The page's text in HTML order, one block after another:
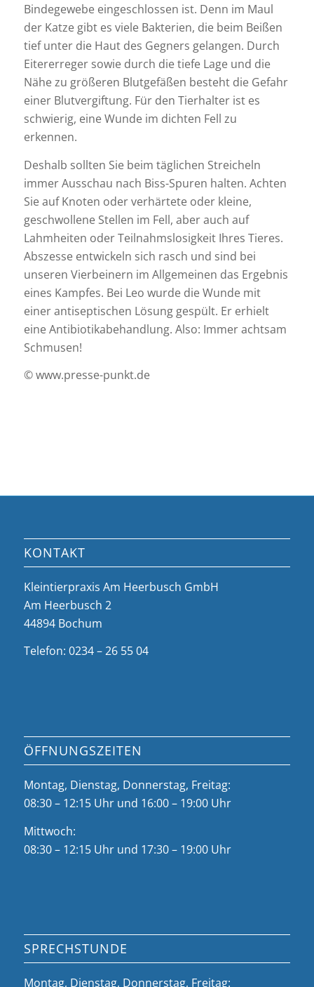
Bindegewebe eingeschlossen ist. Denn im Maul
der Katze gibt es viele Bakterien, die beim Beißen
tief unter die Haut des Gegners gelangen. Durch
Eitererreger sowie durch die tiefe Lage und die
Nähe zu größeren Blutgefäßen besteht die Gefahr
einer Blutvergiftung. Für den Tierhalter ist es
schwierig, eine Wunde im dichten Fell zu
erkennen.
Deshalb sollten Sie beim täglichen Streicheln
immer Ausschau nach Biss-Spuren halten. Achten
Sie auf Knoten oder verhärtete oder kleine,
geschwollene Stellen im Fell, aber auch auf
Lahmheiten oder Teilnahmslosigkeit Ihres Tieres.
Abszesse entwickeln sich rasch und sind bei
unseren Vierbeinern im Allgemeinen das Ergebnis
eines Kampfes. Bei Leo wurde die Wunde mit
einer antiseptischen Lösung gespült. Er erhielt
eine Antibiotikabehandlung. Also: Immer achtsam
Schmusen!
© www.presse-punkt.de
KONTAKT
Kleintierpraxis Am Heerbusch GmbH
Am Heerbusch 2
44894 Bochum
Telefon: 0234 – 26 55 04
ÖFFNUNGSZEITEN
Montag, Dienstag, Donnerstag, Freitag:
08:30 – 12:15 Uhr und 16:00 – 19:00 Uhr
Mittwoch:
08:30 – 12:15 Uhr und 17:30 – 19:00 Uhr
SPRECHSTUNDE
Montag, Dienstag, Donnerstag, Freitag: